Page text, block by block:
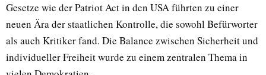
Gesetze wie der Patriot Act in den USA führten zu einer
neuen Ära der staatlichen Kontrolle, die sowohl Befürworter
als auch Kritiker fand. Die Balance zwischen Sicherheit und
individueller Freiheit wurde zu einem zentralen Thema in